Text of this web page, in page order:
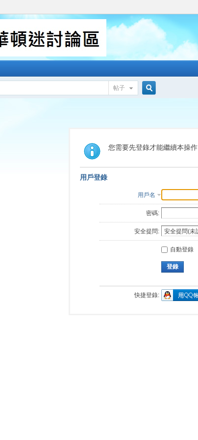
帖子
索
您需要先登錄才能繼續本操作
用戶登錄
用戶名
密碼:
安全提問:
自動登錄
登錄
快捷登錄: